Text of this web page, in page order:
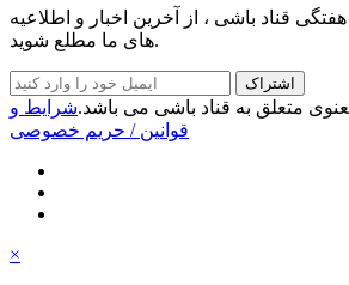
قناد باشی ، از آخرین اخبار و اطلاعیه
های ما مطلع شوید.
اشتراک
متعلق به قناد باشی می باشد.شرایط و
قوانین/ حریم خصوصی
×